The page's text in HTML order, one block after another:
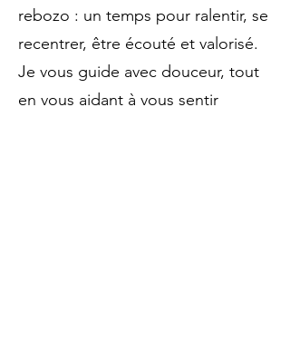
rebozo : un temps pour ralentir, se
recentrer, être écouté et valorisé.
Je vous guide avec douceur, tout
en vous aidant à vous sentir